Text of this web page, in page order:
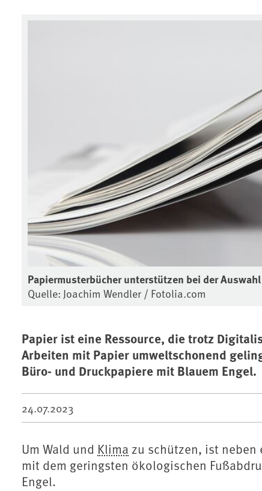
Papiermusterbücher unterstützen bei der
Quelle: Joachim Wendler / Fotolia.com
Papier ist eine Ressource, die trotz
Arbeiten mit Papier umweltschonend
Büro- und Druckpapiere mit Blauem Engel.
24.07.2023
Um Wald und Klima zu schützen, ist neben
mit dem geringsten ökologischen
Engel.